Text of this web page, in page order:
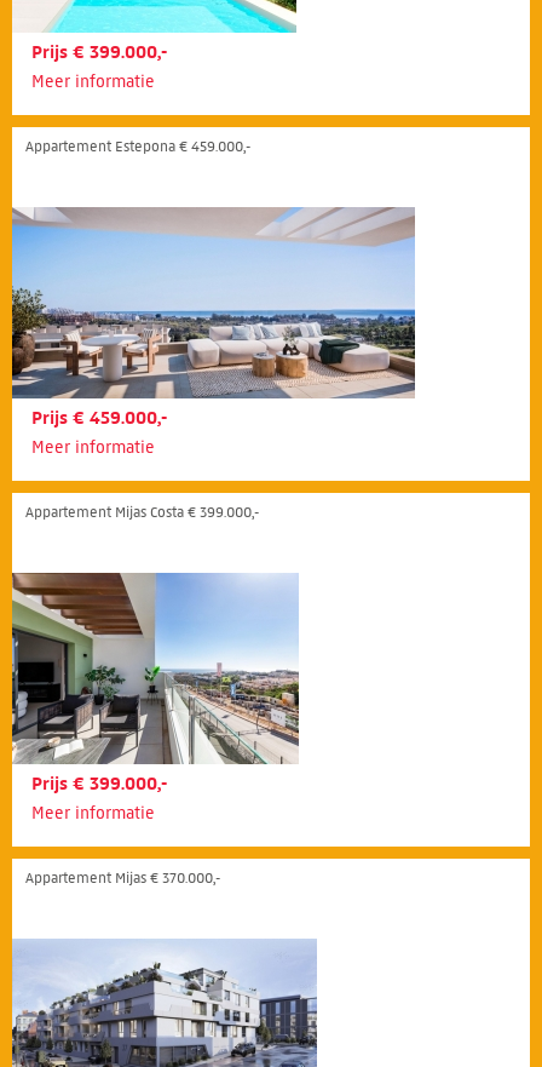
Prijs € 399.000,-
Meer informatie
Appartement Estepona € 459.000,-
Prijs € 459.000,-
Meer informatie
Appartement Mijas Costa € 399.000,-
Prijs € 399.000,-
Meer informatie
Appartement Mijas € 370.000,-